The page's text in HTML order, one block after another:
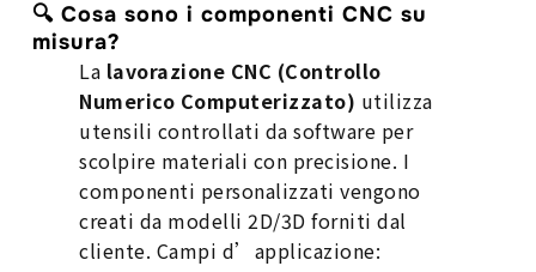
🔍 Cosa sono i componenti CNC su
misura?
La lavorazione CNC (Controllo
Numerico Computerizzato) utilizza
utensili controllati da software per
scolpire materiali con precisione. I
componenti personalizzati vengono
creati da modelli 2D/3D forniti dal
cliente. Campi d’applicazione: